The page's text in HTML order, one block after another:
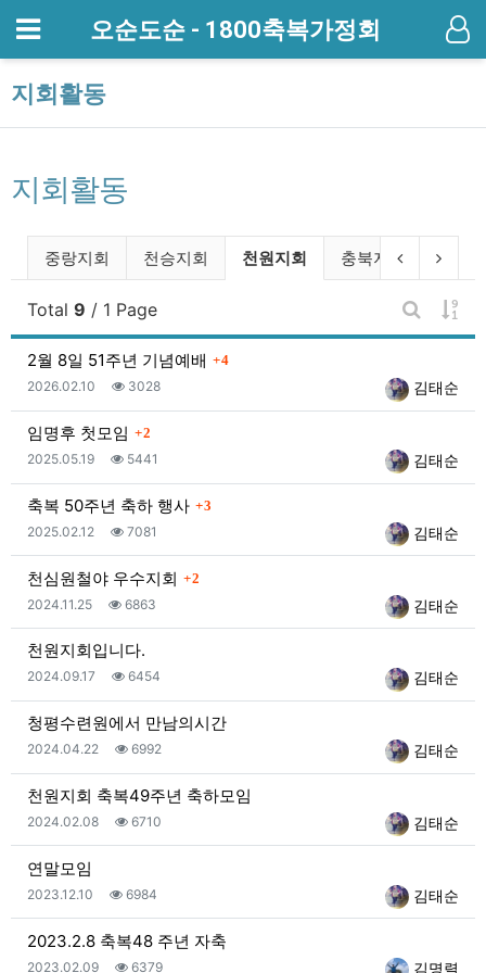
메뉴 오순도순 - 1800축복가정회
지회활동
지회활동
지회활동 분류 목록
중랑지회 천승지회 현재 분류
천원지회 충북지회이전 분류
다음
Total 9 / 1 Page
게시판 검
게
2월 8일 51주년 기념예배 댓글
4
등록자김태순
등록일
2026.02.10 조회
3028
임명후 첫모임 댓글
2
등록자김태순
등록일
2025.05.19 조회
5441
축복 50주년 축하 행사 댓글
3
등록자김태순
등록일
2025.02.12 조회
7081
천심원철야 우수지회 댓글
2
등록자김태순
등록일
2024.11.25 조회
6863
천원지회입니다.
등록자김태순
등록일
2024.09.17 조회
6454
청평수련원에서 만남의시간
등록자김태순
등록일
2024.04.22 조회
6992
천원지회 축복49주년 축하모임
등록자김태순
등록일
2024.02.08 조회
6710
연말모임
등록자김태순
등록일
2023.12.10 조회
6984
2023.2.8 축복48 주년 자축
등록자김명렬
등록일
2023.02.09 조회
6379